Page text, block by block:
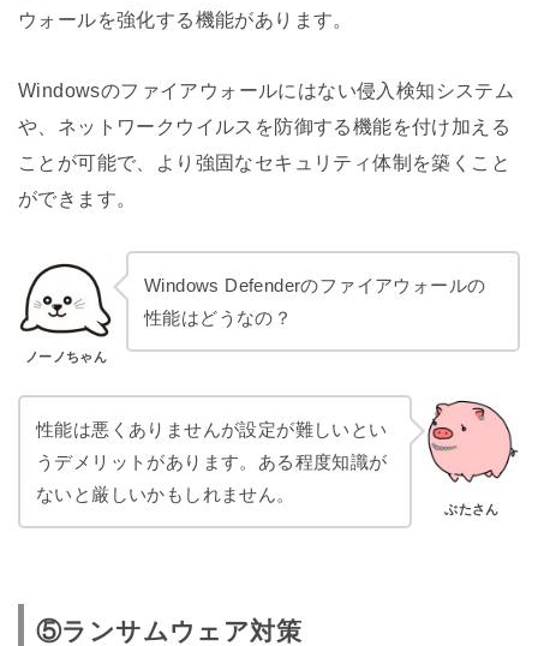
ウォールを強化する機能があります。
Windowsのファイアウォールにはない侵入検知システム
や、ネットワークウイルスを防御する機能を付け加える
ことが可能で、より強固なセキュリティ体制を築くこと
ができます。
ノーノちゃん
Windows Defenderのファイアウォールの
性能はどうなの？
性能は悪くありませんが設定が難しいとい
うデメリットがあります。ある程度知識が
ないと厳しいかもしれません。
ぶたさん
⑤ランサムウェア対策